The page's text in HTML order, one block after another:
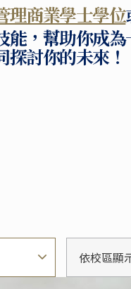
理商業學士學位
能，幫助你成
討你的未來！
依校區顯